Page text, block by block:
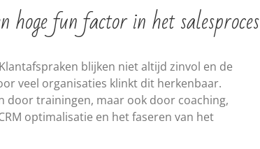
fun factor in het salesproces
blijken niet altijd zinvol en de
veel organisaties klinkt dit herkenbaar.
door trainingen, maar ook door coaching,
optimalisatie en het faseren van het